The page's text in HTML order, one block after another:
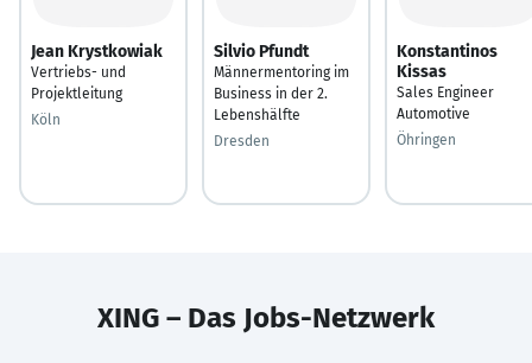
Jean Krystkowiak
Vertriebs- und
Projektleitung
Köln
Silvio Pfundt
Männermentoring im
Business in der 2.
Lebenshälfte
Dresden
Konstantinos
Kissas
Sales Engineer
Automotive
Öhringen
XING – Das Jobs-Netzwerk